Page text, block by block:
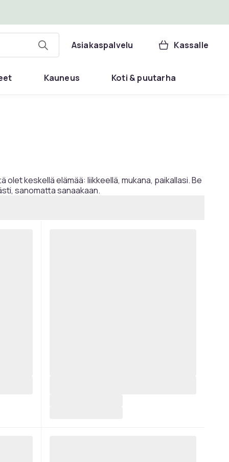
Asiakaspalvelu Kassalle
Kauneus Koti & puutarha
keskellä elämää: liikkeellä, mukana, paikallasi. Be
sanomatta sanaakaan.